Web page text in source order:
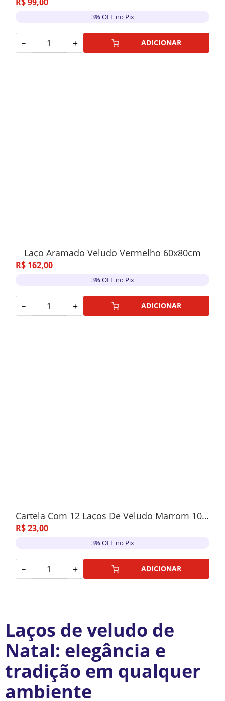
3% OFF no Pix
－ ＋ ADICIONAR
Laço Aramado Veludo Vermelho 60x80cm
R$ 162,00
3% OFF no Pix
－ ＋ ADICIONAR
Cartela Com 12 Laços De Veludo Marrom 10cm
R$23,00
3% OFF no Pix
－ ＋ ADICIONAR
Laços de veludo de
Natal: elegância e
tradição em qualquer
ambiente